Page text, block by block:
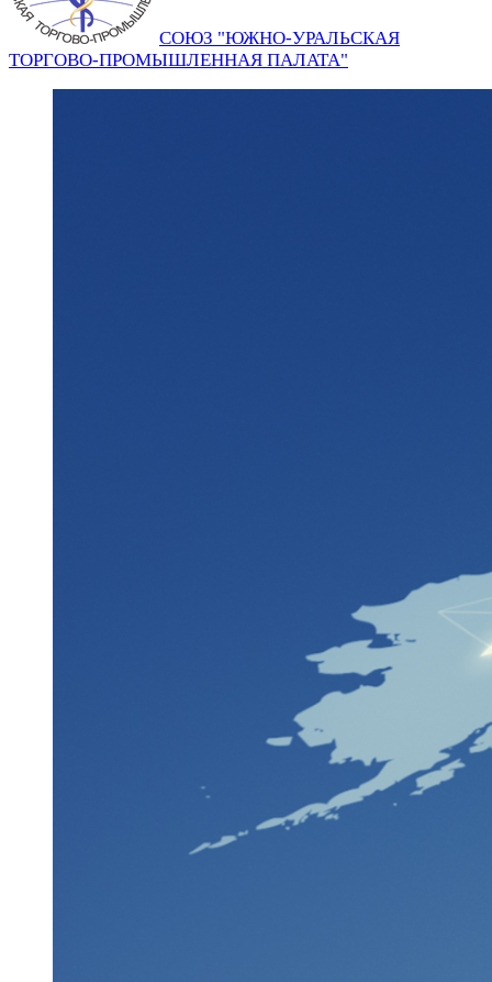
СОЮЗ "ЮЖНО-УРАЛЬСКАЯ
ТОРГОВО-ПРОМЫШЛЕННАЯ ПАЛАТА"